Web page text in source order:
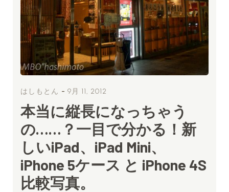
はしもとん - 9月 11, 2012
本当に縦長になっちゃう
の……？一目で分かる！新
しいiPad、iPad Mini、
iPhone 5ケース と iPhone 4S
比較写真。